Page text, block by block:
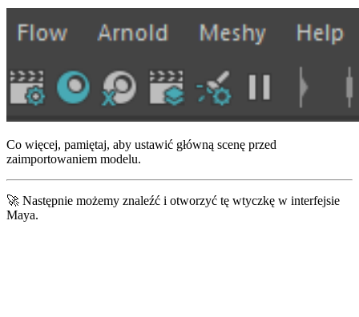
Co więcej, pamiętaj, aby ustawić główną scenę przed
zaimportowaniem modelu.
🚀 Następnie możemy znaleźć i otworzyć tę wtyczkę w interfejsie
Maya.